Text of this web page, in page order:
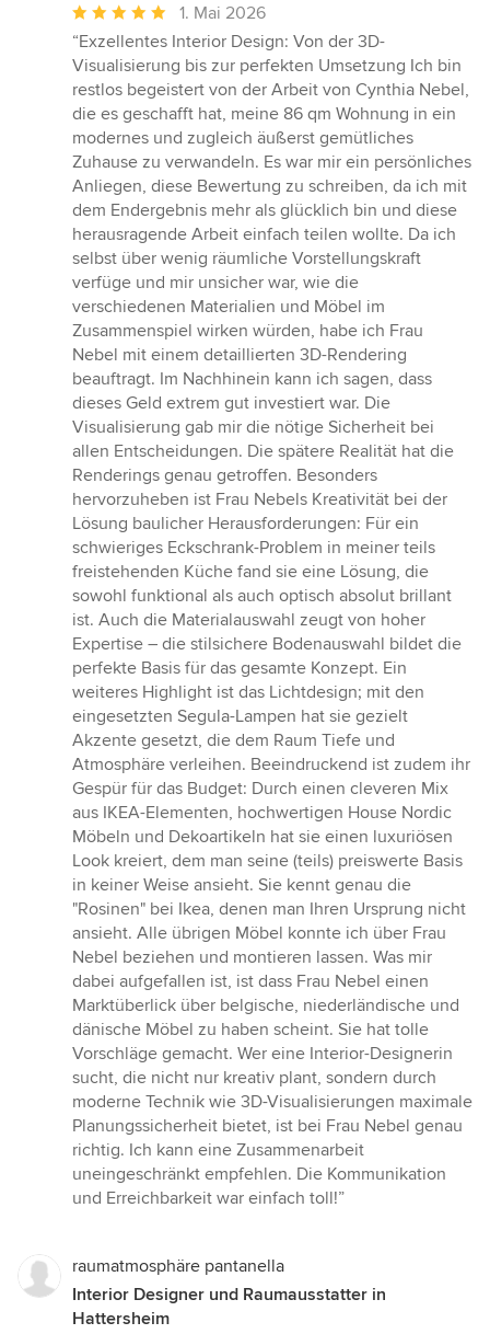
Durchschnittliche
Bewertung:
5
von
5
Sternen
1. Mai 2026
“Exzellentes Interior Design: Von der 3D-
Visualisierung bis zur perfekten Umsetzung Ich bin
restlos begeistert von der Arbeit von Cynthia Nebel,
die es geschafft hat, meine 86 qm Wohnung in ein
modernes und zugleich äußerst gemütliches
Zuhause zu verwandeln. Es war mir ein persönliches
Anliegen, diese Bewertung zu schreiben, da ich mit
dem Endergebnis mehr als glücklich bin und diese
herausragende Arbeit einfach teilen wollte. Da ich
selbst über wenig räumliche Vorstellungskraft
verfüge und mir unsicher war, wie die
verschiedenen Materialien und Möbel im
Zusammenspiel wirken würden, habe ich Frau
Nebel mit einem detaillierten 3D-Rendering
beauftragt. Im Nachhinein kann ich sagen, dass
dieses Geld extrem gut investiert war. Die
Visualisierung gab mir die nötige Sicherheit bei
allen Entscheidungen. Die spätere Realität hat die
Renderings genau getroffen. Besonders
hervorzuheben ist Frau Nebels Kreativität bei der
Lösung baulicher Herausforderungen: Für ein
schwieriges Eckschrank-Problem in meiner teils
freistehenden Küche fand sie eine Lösung, die
sowohl funktional als auch optisch absolut brillant
ist. Auch die Materialauswahl zeugt von hoher
Expertise – die stilsichere Bodenauswahl bildet die
perfekte Basis für das gesamte Konzept. Ein
weiteres Highlight ist das Lichtdesign; mit den
eingesetzten Segula-Lampen hat sie gezielt
Akzente gesetzt, die dem Raum Tiefe und
Atmosphäre verleihen. Beeindruckend ist zudem ihr
Gespür für das Budget: Durch einen cleveren Mix
aus IKEA-Elementen, hochwertigen House Nordic
Möbeln und Dekoartikeln hat sie einen luxuriösen
Look kreiert, dem man seine (teils) preiswerte Basis
in keiner Weise ansieht. Sie kennt genau die
"Rosinen" bei Ikea, denen man Ihren Ursprung nicht
ansieht. Alle übrigen Möbel konnte ich über Frau
Nebel beziehen und montieren lassen. Was mir
dabei aufgefallen ist, ist dass Frau Nebel einen
Marktüberlick über belgische, niederländische und
dänische Möbel zu haben scheint. Sie hat tolle
Vorschläge gemacht. Wer eine Interior-Designerin
sucht, die nicht nur kreativ plant, sondern durch
moderne Technik wie 3D-Visualisierungen maximale
Planungssicherheit bietet, ist bei Frau Nebel genau
richtig. Ich kann eine Zusammenarbeit
uneingeschränkt empfehlen. Die Kommunikation
und Erreichbarkeit war einfach toll!”
raumatmosphäre pantanella
Interior Designer und Raumausstatter in
Hattersheim